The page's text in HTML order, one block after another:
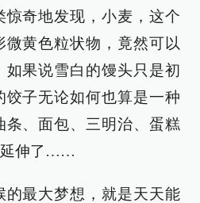
惊奇地发现，小麦，这个
微黄色粒状物，竟然可以
果说雪白的馒头只是初
子无论如何也算是一种
、面包、三明治、蛋糕
延伸了……
的最大梦想，就是天天能